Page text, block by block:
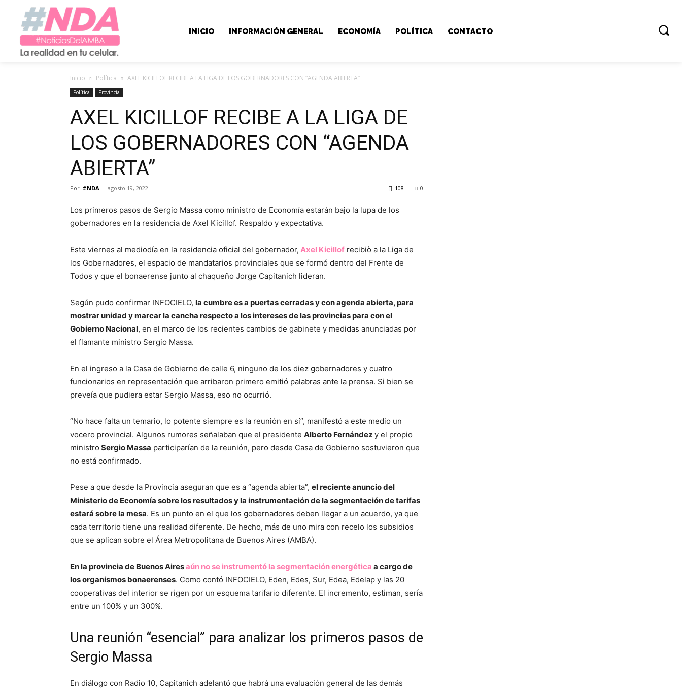
INICIO INFORMACIÓN GENERAL ECONOMÍA POLÍTICA CONTACTO
Inicio Política AXEL KICILLOF RECIBE A LA LIGA DE LOS GOBERNADORES CON “AGENDA ABIERTA”
Política Provincia
AXEL KICILLOF RECIBE A LA LIGA DE
LOS GOBERNADORES CON “AGENDA
ABIERTA”
Por #NDA - agosto 19, 2022 0
108
Los primeros pasos de Sergio Massa como ministro de Economía estarán bajo la lupa de los
gobernadores en la residencia de Axel Kicillof. Respaldo y expectativa.
Este viernes al mediodía en la residencia oficial del gobernador, Axel Kicillof recibiò a la Liga de
los Gobernadores, el espacio de mandatarios provinciales que se formó dentro del Frente de
Todos y que el bonaerense junto al chaqueño Jorge Capitanich lideran.
Según pudo confirmar INFOCIELO, la cumbre es a puertas cerradas y con agenda abierta, para
mostrar unidad y marcar la cancha respecto a los intereses de las provincias para con el
Gobierno Nacional, en el marco de los recientes cambios de gabinete y medidas anunciadas por
el flamante ministro Sergio Massa.
En el ingreso a la Casa de Gobierno de calle 6, ninguno de los diez gobernadores y cuatro
funcionarios en representación que arribaron primero emitió palabras ante la prensa. Si bien se
preveía que pudiera estar Sergio Massa, eso no ocurrió.
“No hace falta un temario, lo potente siempre es la reunión en sí”, manifestó a este medio un
vocero provincial. Algunos rumores señalaban que el presidente Alberto Fernández y el propio
ministro Sergio Massa participarían de la reunión, pero desde Casa de Gobierno sostuvieron que
no está confirmado.
Pese a que desde la Provincia aseguran que es a “agenda abierta”, el reciente anuncio del
Ministerio de Economía sobre los resultados y la instrumentación de la segmentación de tarifas
estará sobre la mesa. Es un punto en el que los gobernadores deben llegar a un acuerdo, ya que
cada territorio tiene una realidad diferente. De hecho, más de uno mira con recelo los subsidios
que se aplican sobre el Área Metropolitana de Buenos Aires (AMBA).
En la provincia de Buenos Airesaún no se instrumentó la segmentación energética a cargo de
los organismos bonaerenses. Como contó INFOCIELO, Eden, Edes, Sur, Edea, Edelap y las 20
cooperativas del interior se rigen por un esquema tarifario diferente. El incremento, estiman, sería
entre un 100% y un 300%.
Una reunión “esencial” para analizar los primeros pasos de
Sergio Massa
En diálogo con Radio 10, Capitanich adelantó que habrá una evaluación general de las demás